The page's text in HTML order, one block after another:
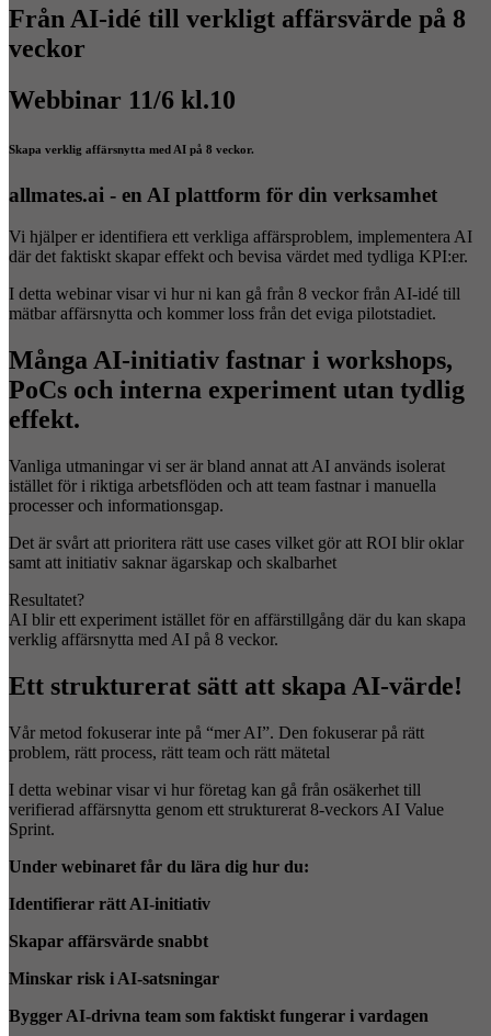
Från AI-idé till verkligt affärsvärde på 8
veckor
Webbinar 11/6 kl.10
Skapa verklig affärsnytta med AI på 8 veckor.
allmates.ai - en AI plattform för din verksamhet
Vi hjälper er identifiera ett verkliga affärsproblem, implementera AI
där det faktiskt skapar effekt och bevisa värdet med tydliga KPI:er.
I detta webinar visar vi hur ni kan gå från 8 veckor från AI-idé till
mätbar affärsnytta och kommer loss från det eviga pilotstadiet.
Många AI-initiativ fastnar i workshops,
PoCs och interna experiment utan tydlig
effekt.
Vanliga utmaningar vi ser är bland annat att AI används isolerat
istället för i riktiga arbetsflöden och att team fastnar i manuella
processer och informationsgap.
Det är svårt att prioritera rätt use cases vilket gör att ROI blir oklar
samt att initiativ saknar ägarskap och skalbarhet
Resultatet?
AI blir ett experiment istället för en affärstillgång där du kan skapa
verklig affärsnytta med AI på 8 veckor.
Ett strukturerat sätt att skapa AI-värde!
Vår metod fokuserar inte på “mer AI”. Den fokuserar på rätt
problem, rätt process, rätt team och rätt mätetal
I detta webinar visar vi hur företag kan gå från osäkerhet till
verifierad affärsnytta genom ett strukturerat 8-veckors AI Value
Sprint.
Under webinaret får du lära dig hur du:
Identifierar rätt AI-initiativ
Skapar affärsvärde snabbt
Minskar risk i AI-satsningar
Bygger AI-drivna team som faktiskt fungerar i vardagen